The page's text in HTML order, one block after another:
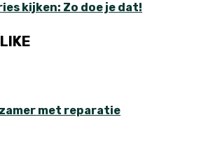
kijken: Zo doe je dat!
met reparatie